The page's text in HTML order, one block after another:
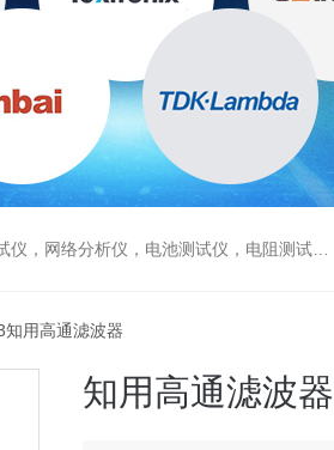
析仪，电池测试仪，电阻测试仪，数据采集仪
知用高通滤波器
知用高通滤波器